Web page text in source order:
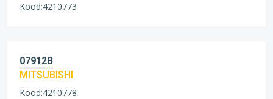
Kood:4210773
07912B
MITSUBISHI
Kood:4210778